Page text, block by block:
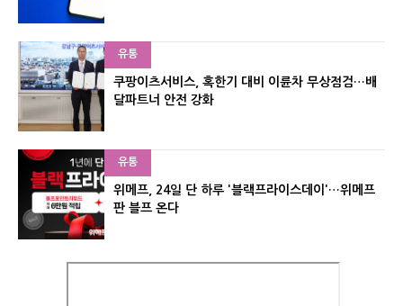
유통
쿠팡이츠서비스, 혹한기 대비 이륜차 무상점검…배
달파트너 안전 강화
유통
위메프, 24일 단 하루 '블랙프라이스데이'…위메프
판 블프 온다